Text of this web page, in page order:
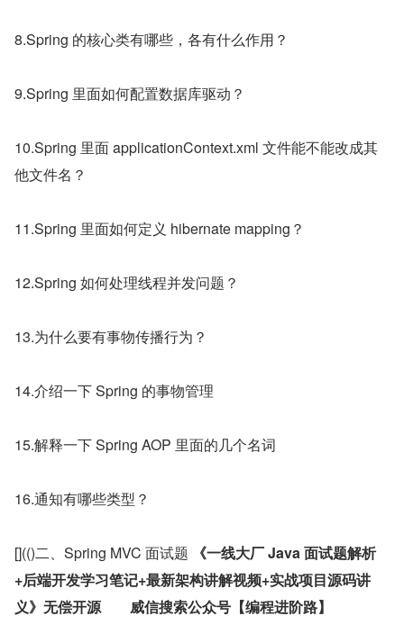
8.Spring 的核心类有哪些，各有什么作用？
9.Spring 里面如何配置数据库驱动？
10.Spring 里面 applicationContext.xml 文件能不能改成其
他文件名？
11.Spring 里面如何定义 hibernate mapping？
12.Spring 如何处理线程并发问题？
13.为什么要有事物传播行为？
14.介绍一下 Spring 的事物管理
15.解释一下 Spring AOP 里面的几个名词
16.通知有哪些类型？
[](()二、Spring MVC 面试题
《一线大厂 Java 面试题解析
+后端开发学习笔记+最新架构讲解视频+实战项目源码讲
义》无偿开源	威信搜索公众号【编程进阶路】